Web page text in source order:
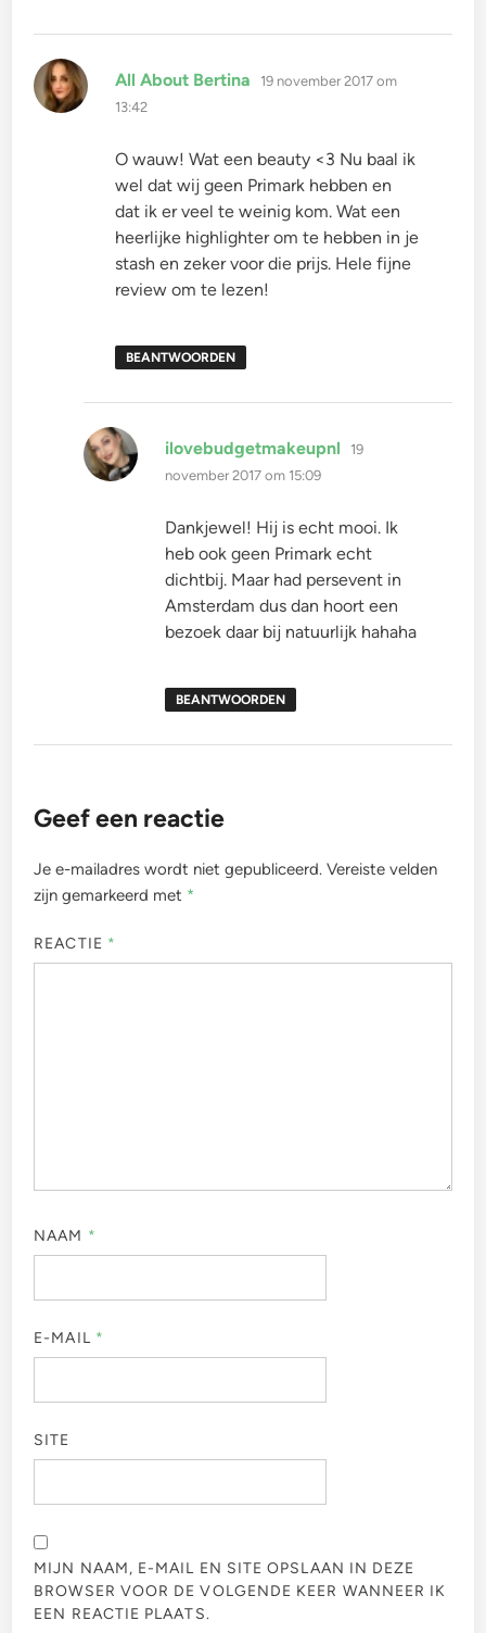
All About Bertina schreef:
19 november 2017 om
13:42
O wauw! Wat een beauty <3 Nu baal ik
wel dat wij geen Primark hebben en
dat ik er veel te weinig kom. Wat een
heerlijke highlighter om te hebben in je
stash en zeker voor die prijs. Hele fijne
review om te lezen!
BEANTWOORDEN
ilovebudgetmakeupnl schreef:
19
november 2017 om 15:09
Dankjewel! Hij is echt mooi. Ik
heb ook geen Primark echt
dichtbij. Maar had persevent in
Amsterdam dus dan hoort een
bezoek daar bij natuurlijk hahaha
BEANTWOORDEN
Geef een reactie
Je e-mailadres wordt niet gepubliceerd. Vereiste velden
zijn gemarkeerd met *
REACTIE *
NAAM *
E-MAIL *
SITE
MIJN NAAM, E-MAIL EN SITE OPSLAAN IN DEZE
BROWSER VOOR DE VOLGENDE KEER WANNEER IK
EEN REACTIE PLAATS.